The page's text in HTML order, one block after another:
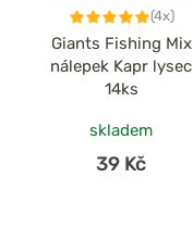
(4x)
Giants Fishing Mix
nálepek Kapr lysec
14ks
skladem
39 Kč